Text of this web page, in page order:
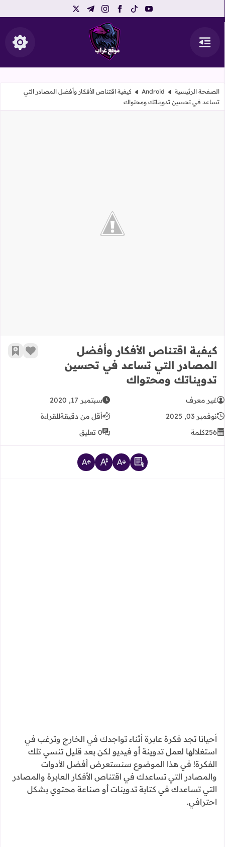
youtube
tiktok
facebook
instagram
telegram
x
القائمة موقع غراب إظهار
الصفحة الرئيسية Android
كيفية اقتناص الأفكار وأفضل المصادر التي
تساعد في تحسين تدويناتك ومحتواك
كيفية اقتناص الأفكار وأفضل
كيفية اقتناص الأفكار وأفضل
المصادر التي تساعد في تحسين
تدويناتك ومحتواك
زر أضف
غير معرف
سبتمبر 17, 2020
نوفمبر 03, 2025
أقل من دقيقةللقراءة
256كلمة 0 تعليق
أحيانا تجد فكرة عابرة أثناء تواجدك في الخارج وترغب في
استغلالها لعمل تدوينة أو فيديو لكن بعد قليل تنسي تلك
الفكرة! في هذا الموضوع سنستعرض أفضل الأدوات
والمصادر التي تساعدك في اقتناص الأفكار العابرة والمصادر
التي تساعدك في كتابة تدوينات أو صناعة محتوي بشكل
احترافي.